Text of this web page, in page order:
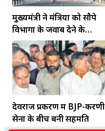
मुख्यमंत्री ने मंत्रियों को सौपे
विभागों के जवाब देने के
दायित्व
देवराज प्रकरण में BJP-करणी
सेना के बीच बनी सहमति